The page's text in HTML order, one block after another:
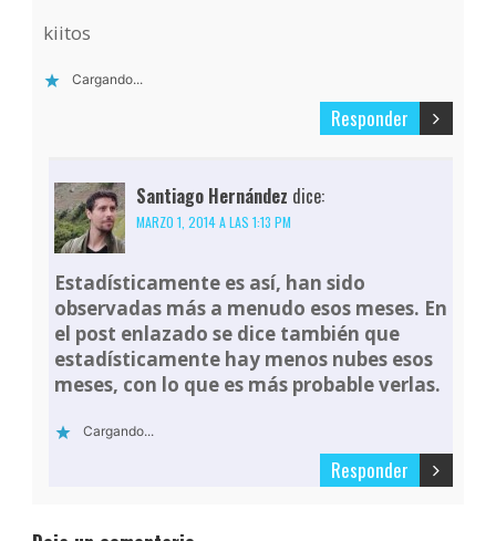
kiitos
Cargando...
Responder
Santiago Hernández dice:
MARZO 1, 2014 A LAS 1:13 PM
Estadísticamente es así, han sido
observadas más a menudo esos meses. En
el post enlazado se dice también que
estadísticamente hay menos nubes esos
meses, con lo que es más probable verlas.
Cargando...
Responder